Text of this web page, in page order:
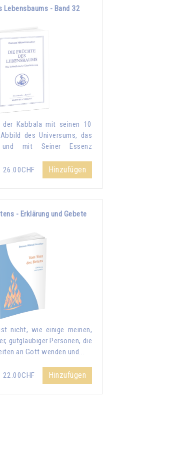
Lebensbaums - Band 32
der Kabbala mit seinen 10
des Universums, das
mit Seiner Essenz
26.00CHF
Hinzufügen
- Erklärung und Gebete
nicht, wie einige meinen,
gutgläubiger Personen, die
an Gott wenden und...
22.00CHF Hinzufügen